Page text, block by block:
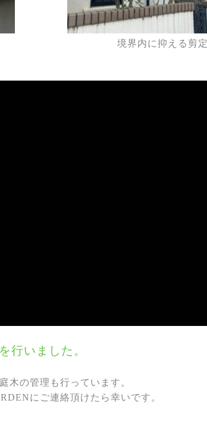
境界内に抑える剪定
行いました。
木の管理も行っています。
にご連絡頂けたら幸いです。